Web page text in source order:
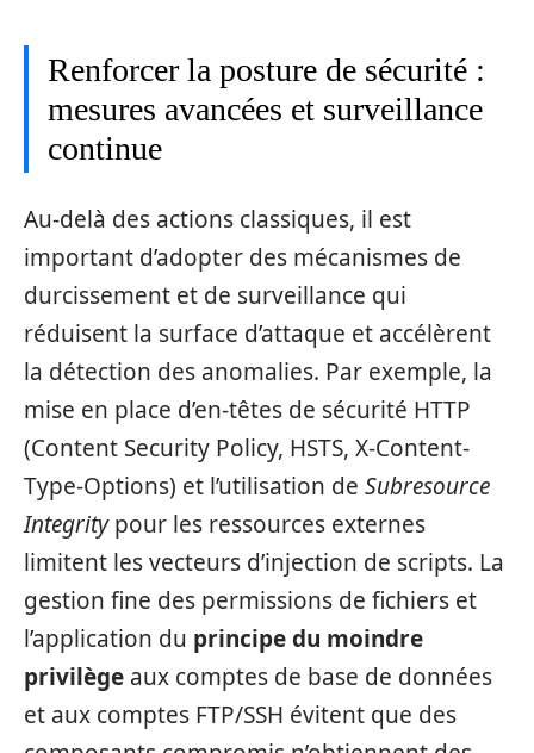
Renforcer la posture de sécurité :
mesures avancées et surveillance
continue
Au-delà des actions classiques, il est
important d’adopter des mécanismes de
durcissement et de surveillance qui
réduisent la surface d’attaque et accélèrent
la détection des anomalies. Par exemple, la
mise en place d’en-têtes de sécurité HTTP
(Content Security Policy, HSTS, X-Content-
Type-Options) et l’utilisation de Subresource
Integritypour les ressources externes
limitent les vecteurs d’injection de scripts. La
gestion fine des permissions de fichiers et
l’application du principe du moindre
privilège aux comptes de base de données
et aux comptes FTP/SSH évitent que des